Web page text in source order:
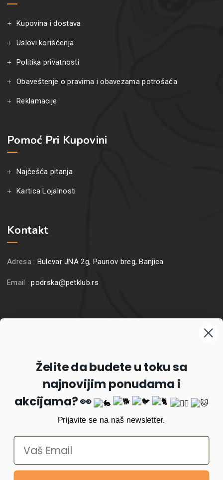
Kupovina i dostava
Uslovi korišćenja
Politika privatnosti
Obaveštenje o pravima i obavezama potrošača
Reklamacije
Pomoć Pri Kupovini
Najčešća pitanja
Kartica Lojalnosti
Kontakt
Adresa : Bulevar JNA 2g, Paunov breg, Banjica
Email :podrska@petklub.rs
Prijavi se
Želite da budete u toku sa
najnovijim ponudama i
akcijama? 👀
Prijavite se na naš newsletter.